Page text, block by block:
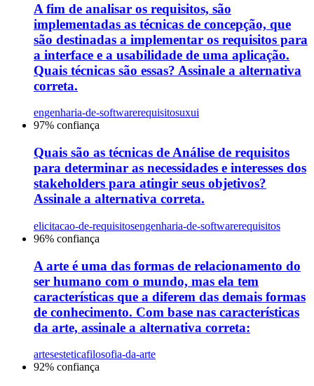
A fim de analisar os requisitos, são
implementadas as técnicas de concepção, que
são destinadas a implementar os requisitos para
a interface e a usabilidade de uma aplicação.
Quais técnicas são essas? Assinale a alternativa
correta.
engenharia-de-softwarerequisitosuxui
97% confiança
Quais são as técnicas de Análise de requisitos
para determinar as necessidades e interesses dos
stakeholders para atingir seus objetivos?
Assinale a alternativa correta.
elicitacao-de-requisitosengenharia-de-softwarerequisitos
96% confiança
A arte é uma das formas de relacionamento do
ser humano com o mundo, mas ela tem
características que a diferem das demais formas
de conhecimento. Com base nas características
da arte, assinale a alternativa correta:
artesesteticafilosofia-da-arte
92% confiança